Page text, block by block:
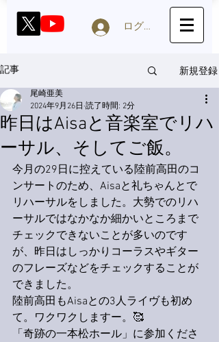
ログイン
記事 新規登録
昨日はAisaと音楽室でリハ
ーサル、そしてご飯。
尾崎亜美
2024年9月26日 読了時間: 2分
今月の29日に控えている陸前高田のコ
ンサートのため、Aisaと礼ちゃんとで
リハーサルをしました。大勢でのリハ
ーサルではなかなか細かいところまで
チェックできないことが多いのです
が、昨日はしっかりコーラスやギター
のフレーズなどをチェックすることが
できました。
陸前高田もAisaとの3人ライヴも初め
て。ワクワクしますー。🥰
「奇跡の一本松ホール」に参加くださ